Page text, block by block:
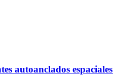
autoanclados